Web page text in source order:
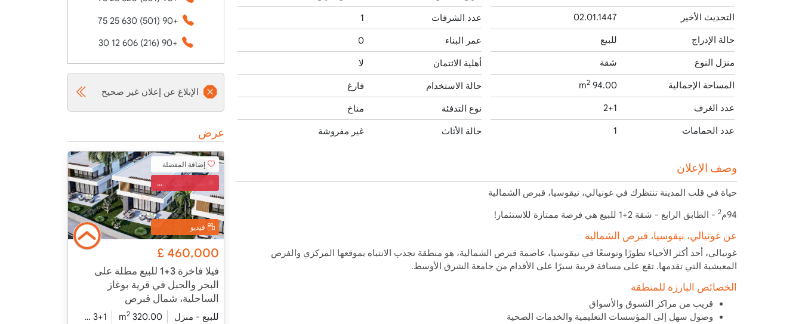
التحديث الأخير 02.01.1447
حالة الإدراج للبيع
منزل النوع شقة
المساحة الإجمالية 94.00 m
2
عدد الغرف 2+1
عدد الحمامات 1
عدد الشرفات 1
عمر البناء 0
أهلية الائتمان لا
حالة الاستخدام فارغ
نوع التدفئة مناخ
حالة الأثاث غير مفروشة
وصف الإعلان
حياة في قلب المدينة تنتظرك في غونيالي، نيقوسيا، قبرص الشمالية
94م 2 - الطابق الرابع - شقة 2+1 للبيع هي فرصة ممتازة للاستثمار!
عن غونيالي، نيقوسيا، قبرص الشمالية
غونيالي، أحد أكثر الأحياء تطورًا وتوسعًا في نيقوسيا، عاصمة قبرص الشمالية، هو منطقة تجذب الانتباه بموقعها المركزي والفرص
المعيشية التي تقدمها. تقع على مسافة قريبة سيرًا على الأقدام من جامعة الشرق الأوسط.
الخصائص البارزة للمنطقة
قريب من مراكز التسوق والأسواق
وصول سهل إلى المؤسسات التعليمية والخدمات الصحية
+90 (501) 630 25 75
+90 (216) 606 12 30
الإبلاغ عن إعلان غير صحيح
عرض
إضافة المفضلة
سند الملكية التركي
فيديو
460,000
£
فيلا فاخرة 3+1 للبيع مطلة على
البحر والجبل في قرية بوغاز
الساحلية، شمال قبرص
للبيع - منزل 320.00 m
2
3+1